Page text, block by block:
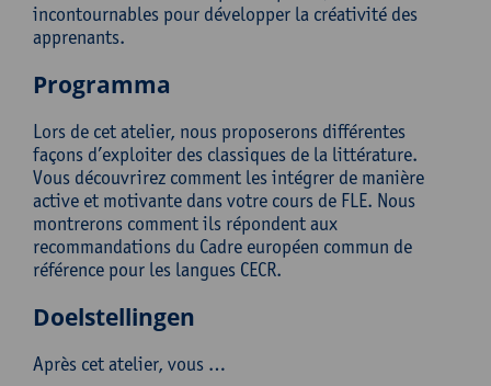
incontournables pour développer la créativité des
apprenants.
Programma
Lors de cet atelier, nous proposerons différentes
façons d’exploiter des classiques de la littérature.
Vous découvrirez comment les intégrer de manière
active et motivante dans votre cours de FLE. Nous
montrerons comment ils répondent aux
recommandations du Cadre européen commun de
référence pour les langues CECR.
Doelstellingen
Après cet atelier, vous …